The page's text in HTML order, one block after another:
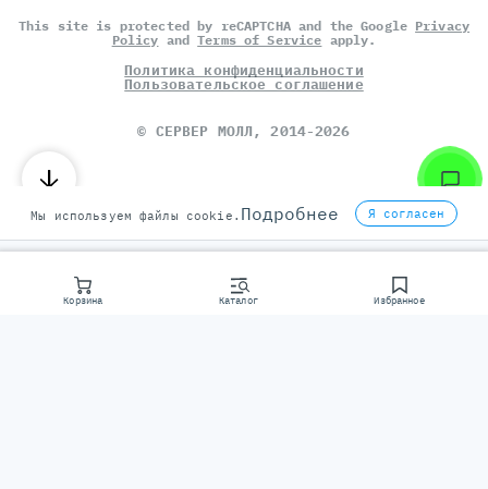
Корзина Каталог Избранное
This site is protected by reCAPTCHA and the Google Privacy
Policy andTerms of Service apply.
Политика конфиденциальности
Пользовательское соглашение
© СЕРВЕР МОЛЛ, 2014-2026
Мы используем файлы cookie. Подробнее Я согласен